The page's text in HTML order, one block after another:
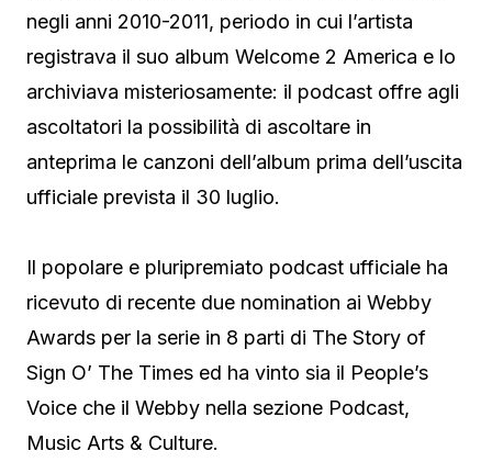
negli anni 2010-2011, periodo in cui l’artista
registrava il suo album Welcome 2 America e lo
archiviava misteriosamente: il podcast offre agli
ascoltatori la possibilità di ascoltare in
anteprima le canzoni dell’album prima dell’uscita
ufficiale prevista il 30 luglio.
Il popolare e pluripremiato podcast ufficiale ha
ricevuto di recente due nomination ai Webby
Awards per la serie in 8 parti di The Story of
Sign O’ The Times ed ha vinto sia il People’s
Voice che il Webby nella sezione Podcast,
Music Arts & Culture.